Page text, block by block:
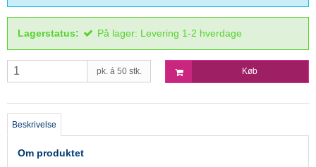
Lagerstatus: På lager: Levering 1-2 hverdage
pk. á 50 stk. Køb
Beskrivelse
Om produktet